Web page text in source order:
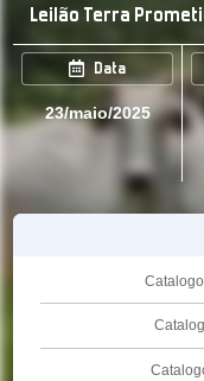
Leilão Terra
Data
23/maio/2025